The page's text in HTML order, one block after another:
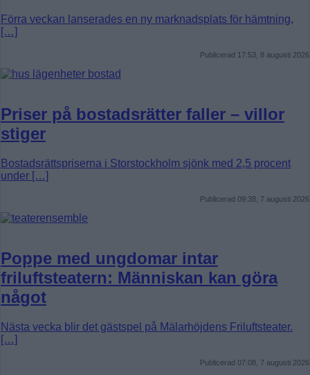
Förra veckan lanserades en ny marknadsplats för hämtning,
[…]
Publicerad 17:53, 8 augusti 2026
Priser på bostadsrätter faller – villor
stiger
Bostadsrättspriserna i Storstockholm sjönk med 2,5 procent
under […]
Publicerad 09:38, 7 augusti 2026
Poppe med ungdomar intar
friluftsteatern: Människan kan göra
något
Nästa vecka blir det gästspel på Mälarhöjdens Friluftsteater.
[…]
Publicerad 07:08, 7 augusti 2026